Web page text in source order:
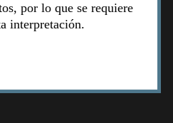
por lo que se requiere
interpretación.